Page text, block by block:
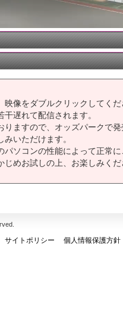
映像をダブルクリックしてく
遅れて配信されます。
りますので、オッズパークで
いただけます。
パソコンの性能によって正常
じめお試しの上、お楽しみく
サイトポリシー
個人情報保護方針